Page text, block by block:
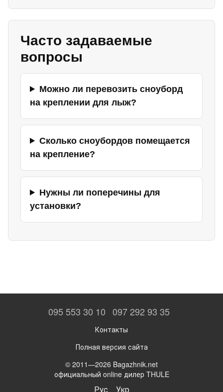
Часто задаваемые
вопросы
Можно ли перевозить сноуборд
на креплении для лыж?
Сколько сноубордов помещается
на крепление?
Нужны ли поперечины для
установки?
095 553 30 10 097 292 93 35
Контакты
Полная версия сайта
© 2011—2026 Bagazhnik.net
официальный online дилер THULE
Рус Укр